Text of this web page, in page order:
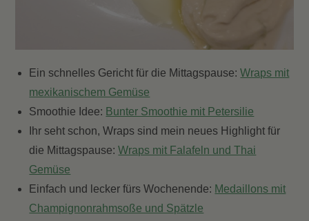
Ein schnelles Gericht für die Mittagspause:Wraps mit
mexikanischem Gemüse
Smoothie Idee: Bunter Smoothie mit Petersilie
Ihr seht schon, Wraps sind mein neues Highlight für
die Mittagspause:Wraps mit Falafeln und Thai
Gemüse
Einfach und lecker fürs Wochenende: Medaillons mit
Champignonrahmsoße und Spätzle